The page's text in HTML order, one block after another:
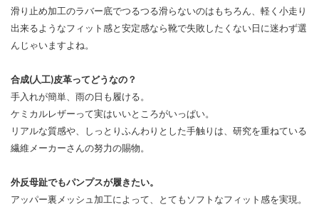
滑り止め加工のラバー底でつるつる滑らないのはもちろん、軽く小走り
出来るようなフィット感と安定感なら靴で失敗したくない日に迷わず選
んじゃいますよね。
合成(人工)皮革ってどうなの？
手入れが簡単、雨の日も履ける。
ケミカルレザーって実はいいところがいっぱい。
リアルな質感や、しっとりふんわりとした手触りは、研究を重ねている
繊維メーカーさんの努力の賜物。
外反母趾でもパンプスが履きたい。
アッパー裏メッシュ加工によって、とてもソフトなフィット感を実現。